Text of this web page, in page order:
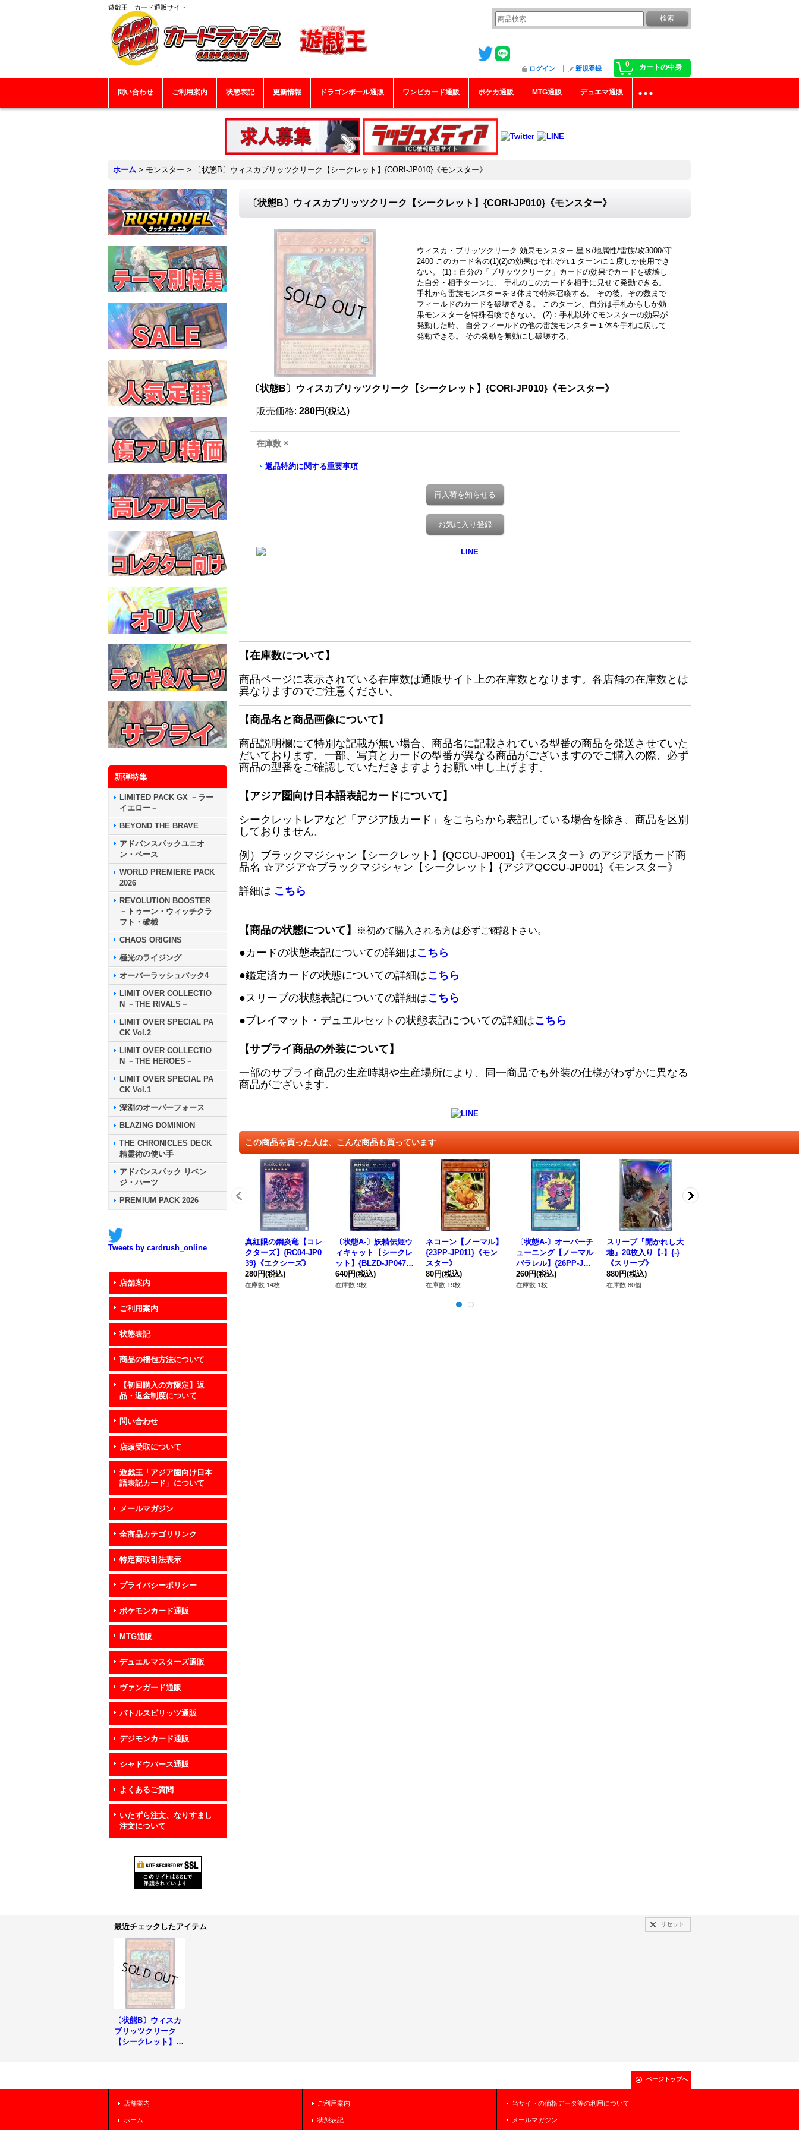
遊戯王 カード通販サイト
0 カートの中身
ログイン 新規登録
問い合わせ ご利用案内 状態表記 更新情報 ドラゴンボール通販 ワンピカード通販 ポケカ通販 MTG通販 デュエマ通販
ホーム > モンスター > 〔状態B〕ウィスカブリッツクリーク【シークレット】{CORI-JP010}《モンスター》
新弾特集
LIMITED PACK GX －ラー
イエロー－
BEYOND THE BRAVE
アドバンスパックユニオ
ン・ベース
WORLD PREMIERE PACK
2026
REVOLUTION BOOSTER
－トゥーン・ウィッチクラ
フト・破械
CHAOS ORIGINS
極光のライジング
オーバーラッシュパック4
LIMIT OVER COLLECTIO
N －THE RIVALS－
LIMIT OVER SPECIAL PA
CK Vol.2
LIMIT OVER COLLECTIO
N －THE HEROES－
LIMIT OVER SPECIAL PA
CK Vol.1
深淵のオーバーフォース
BLAZING DOMINION
THE CHRONICLES DECK
精霊術の使い手
アドバンスパック リベン
ジ・ハーツ
PREMIUM PACK 2026
Tweets by cardrush_online
店舗案内
ご利用案内
状態表記
商品の梱包方法について
【初回購入の方限定】返
品・返金制度について
問い合わせ
店頭受取について
遊戯王「アジア圏向け日本
語表記カード」について
メールマガジン
全商品カテゴリリンク
特定商取引法表示
プライバシーポリシー
ポケモンカード通販
MTG通販
デュエルマスターズ通販
ヴァンガード通販
バトルスピリッツ通販
デジモンカード通販
シャドウバース通販
よくあるご質問
いたずら注文、なりすまし
注文について
〔状態B〕ウィスカブリッツクリーク【シークレット】{CORI-JP010}《モンスター》
ウィスカ・ブリッツクリーク 効果モンスター 星８/地属性/雷族/攻3000/守
2400 このカード名の(1)(2)の効果はそれぞれ１ターンに１度しか使用でき
ない。 (1)：自分の「ブリッツクリーク」カードの効果でカードを破壊し
た自分・相手ターンに、 手札のこのカードを相手に見せて発動できる。
手札から雷族モンスターを３体まで特殊召喚する。 その後、その数まで
フィールドのカードを破壊できる。 このターン、自分は手札からしか効
果モンスターを特殊召喚できない。 (2)：手札以外でモンスターの効果が
発動した時、 自分フィールドの他の雷族モンスター１体を手札に戻して
発動できる。 その発動を無効にし破壊する。
〔状態B〕ウィスカブリッツクリーク【シークレット】{CORI-JP010}《モンスター》
販売価格: 280円 (税込)
在庫数 ×
返品特約に関する重要事項
再入荷を知らせる
お気に入り登録
【在庫数について】
商品ページに表示されている在庫数は通販サイト上の在庫数となります。各店舗の在庫数とは
異なりますのでご注意ください。
【商品名と商品画像について】
商品説明欄にて特別な記載が無い場合、商品名に記載されている型番の商品を発送させていた
だいております。一部、写真とカードの型番が異なる商品がございますのでご購入の際、必ず
商品の型番をご確認していただきますようお願い申し上げます。
【アジア圏向け日本語表記カードについて】
シークレットレアなど「アジア版カード」をこちらから表記している場合を除き、商品を区別
しておりません。
例）ブラックマジシャン【シークレット】{QCCU-JP001}《モンスター》のアジア版カード商
品名 ☆アジア☆ブラックマジシャン【シークレット】{アジアQCCU-JP001}《モンスター》
詳細は こちら
【商品の状態について】 ※初めて購入される方は必ずご確認下さい。
●カードの状態表記についての詳細はこちら
●鑑定済カードの状態についての詳細はこちら
●スリーブの状態表記についての詳細はこちら
●プレイマット・デュエルセットの状態表記についての詳細はこちら
【サプライ商品の外装について】
一部のサプライ商品の生産時期や生産場所により、同一商品でも外装の仕様がわずかに異なる
商品がございます。
この商品を買った人は、こんな商品も買っています
真紅眼の鋼炎竜【コレ
クターズ】{RC04-JP0
39}《エクシーズ》
280円(税込)
在庫数 14枚
〔状態A-〕妖精伝姫ウ
ィキャット【シークレ
ット】{BLZD-JP047}
《エクシーズ》
640円(税込)
在庫数 9枚
ネコーン【ノーマル】
{23PP-JP011}《モン
スター》
80円(税込)
在庫数 19枚
〔状態A-〕オーバーチ
ューニング【ノーマル
パラレル】{26PP-JP0
09}《魔法》
260円(税込)
在庫数 1枚
スリーブ『開かれし大
地』20枚入り【-】{-}
《スリーブ》
880円(税込)
在庫数 80個
最近チェックしたアイテム リセット
〔状態B〕ウィスカ
ブリッツクリーク
【シークレット】{C
ページトップへ
店舗案内
ホーム
ご利用案内
状態表記
当サイトの価格データ等の利用について
メールマガジン